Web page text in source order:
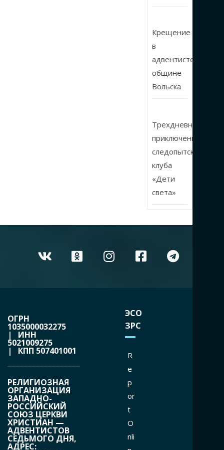
Крещение
в
адвентистской
общине
Вольска
Трехдневные
приключения
следопытского
клуба
«Дети
света»
ОГРН
1035000032275
| ИНН
5021009275
| КПП 507401001
РЕЛИГИОЗНАЯ
ОРГАНИЗАЦИЯ
ЗАПАДНО-
РОССИЙСКИЙ
СОЮЗ ЦЕРКВИ
ХРИСТИАН —
АДВЕНТИСТОВ
СЕДЬМОГО ДНЯ,
АДРЕС:
ЭСО
ЗРС
R
e
p
or
t
O
nli